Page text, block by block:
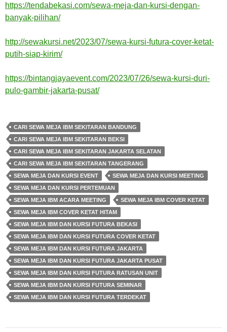
https://tendabekasi.com/sewa-meja-dan-kursi-dengan-
banyak-pilihan/
http://sewakursi.net/2023/07/sewa-kursi-futura-cover-ketat-
putih-siap-kirim/
https://bintangjayaevent.com/2023/07/26/sewa-kursi-duri-
pulo-gambir-jakarta-pusat/
CARI SEWA MEJA IBM SEKITARAN BANDUNG
CARI SEWA MEJA IBM SEKITARAN BEKSI
CARI SEWA MEJA IBM SEKITARAN JAKARTA SELATAN
CARI SEWA MEJA IBM SEKITARAN TANGERANG
SEWA MEJA DAN KURSI EVENT
SEWA MEJA DAN KURSI MEETING
SEWA MEJA DAN KURSI PERTEMUAN
SEWA MEJA IBM ACARA MEETING
SEWA MEJA IBM COVER KETAT
SEWA MEJA IBM COVER KETAT HITAM
SEWA MEJA IBM DAN KURSI FUTURA BEKASI
SEWA MEJA IBM DAN KURSI FUTURA COVER KETAT
SEWA MEJA IBM DAN KURSI FUTURA JAKARTA
SEWA MEJA IBM DAN KURSI FUTURA JAKARTA PUSAT
SEWA MEJA IBM DAN KURSI FUTURA RATUSAN UNIT
SEWA MEJA IBM DAN KURSI FUTURA SEMINAR
SEWA MEJA IBM DAN KURSI FUTURA TERDEKAT